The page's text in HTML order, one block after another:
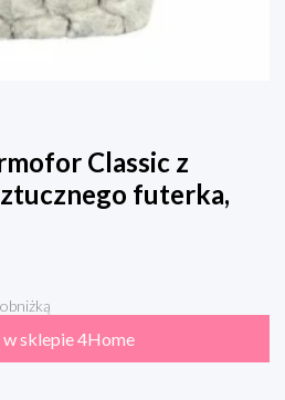
Classic z
futerka,
sklepie 4Home